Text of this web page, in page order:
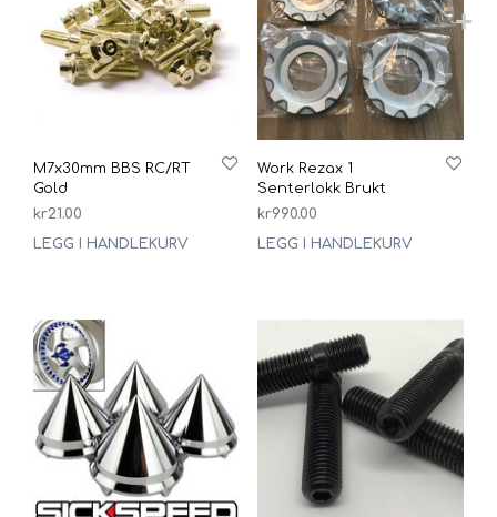
M7x30mm BBS RC/RT
Gold
kr21.00
LEGG I HANDLEKURV
Work Rezax 1
Senterlokk Brukt
kr990.00
LEGG I HANDLEKURV